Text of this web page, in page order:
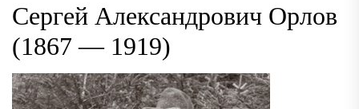
Сергей Александрович Орлов
(1867 — 1919)